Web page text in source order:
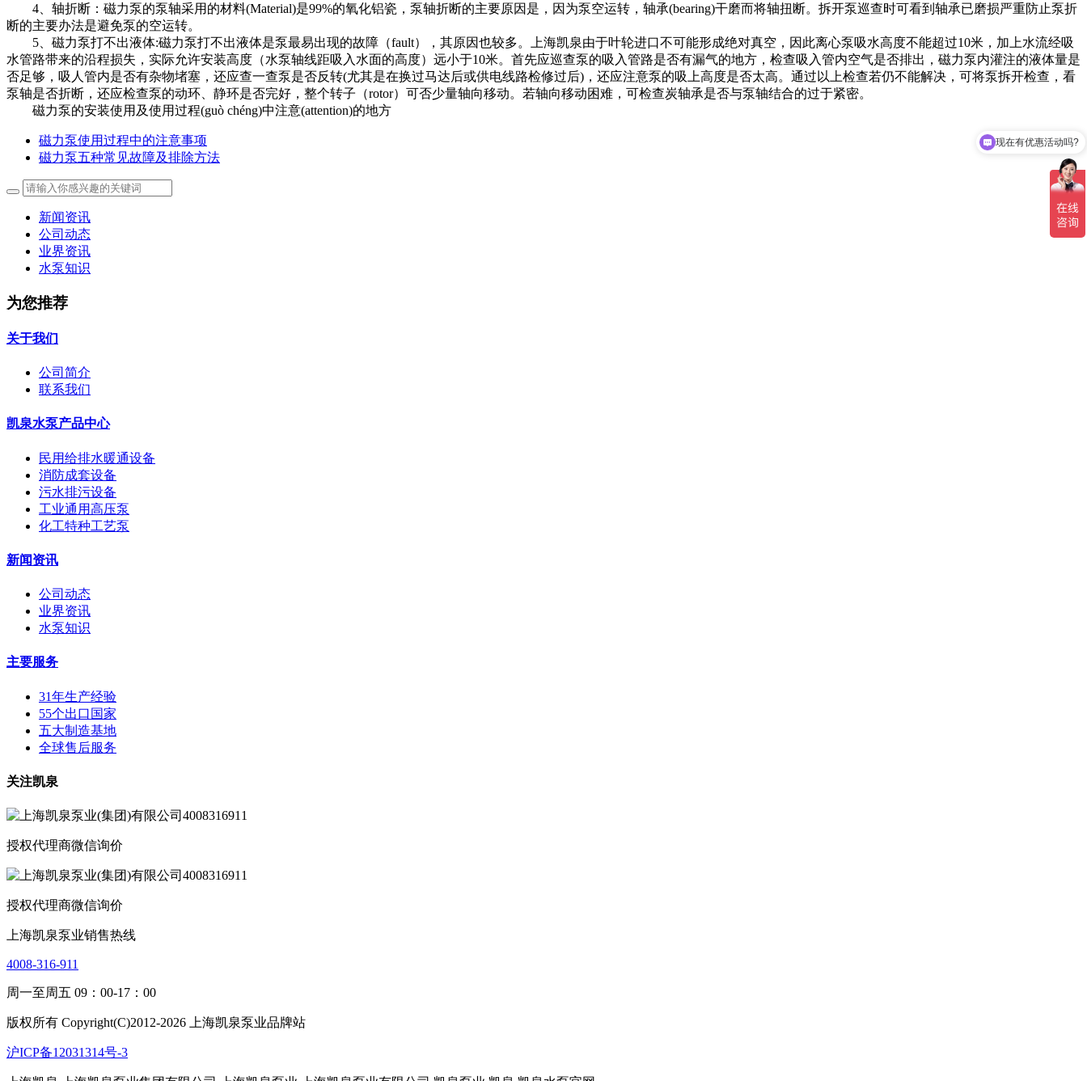
4、轴折断：磁力泵的泵轴采用的材料(Material)是99%的氧化铝瓷，泵轴折断的主要原因是，因为泵空运转，轴承(bearing)干磨而将轴扭断。拆开泵巡查时可看到轴承已磨损严重防止泵折
断的主要办法是避免泵的空运转。
5、磁力泵打不出液体:磁力泵打不出液体是泵最易出现的故障（fault），其原因也较多。上海凯泉由于叶轮进口不可能形成绝对真空，因此离心泵吸水高度不能超过10米，加上水流经吸
水管路带来的沿程损失，实际允许安装高度（水泵轴线距吸入水面的高度）远小于10米。首先应巡查泵的吸入管路是否有漏气的地方，检查吸入管内空气是否排出，磁力泵内灌注的液体量是
否足够，吸人管内是否有杂物堵塞，还应查一查泵是否反转(尤其是在换过马达后或供电线路检修过后)，还应注意泵的吸上高度是否太高。通过以上检查若仍不能解决，可将泵拆开检查，看
泵轴是否折断，还应检查泵的动环、静环是否完好，整个转子（rotor）可否少量轴向移动。若轴向移动困难，可检查炭轴承是否与泵轴结合的过于紧密。
磁力泵的安装使用及使用过程(guò chéng)中注意(attention)的地方
磁力泵使用过程中的注意事项
磁力泵五种常见故障及排除方法
新闻资讯
公司动态
业界资讯
水泵知识
为您推荐
关于我们
公司简介
联系我们
凯泉水泵产品中心
民用给排水暖通设备
消防成套设备
污水排污设备
工业通用高压泵
化工特种工艺泵
新闻资讯
公司动态
业界资讯
水泵知识
主要服务
31年生产经验
55个出口国家
五大制造基地
全球售后服务
关注凯泉
授权代理商微信询价
授权代理商微信询价
上海凯泉泵业销售热线
4008-316-911
周一至周五 09：00-17：00
版权所有 Copyright(C)2012-2026 上海凯泉泵业品牌站
沪ICP备12031314号-3
现在有优惠活动吗?